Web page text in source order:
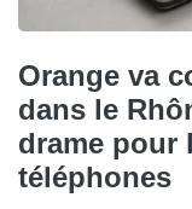
Orange va
dans le
drame pour
téléphones